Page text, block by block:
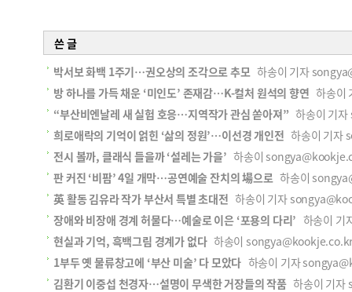
쓴 글
박서보 화백 1주기…권오상의 조각으로 추모하송이 기자
방 하나를 가득 채운 ‘미인도’ 존재감…K-컬처 원석의 향연 하송이
“부산비엔날레 새 실험 호응…지역작가 관심 쏟아져” 하송이 기
희로애락의 기억이 얽힌 ‘삶의 정원’…이선경 개인전 하송이 기자
전시 볼까, 클래식 들을까 ‘설레는 가을’ 하송이
판 커진 ‘비팜’ 4일 개막…공연예술 잔치의 場으로하송이
英 활동 김유라 작가 부산서 특별 초대전 하송이 기자
장애와 비장애 경계 허물다…예술로 이은 ‘포용의 다리’ 하송이
현실과 기억, 흑백그림 경계가 없다하송이
1부두 옛 물류창고에 ‘부산 미술’ 다 모았다 하송이 기자
김환기 이중섭 천경자…설명이 무색한 거장들의 작품하송이 기자